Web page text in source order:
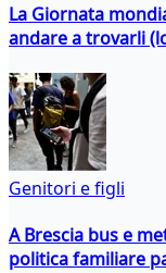
La Giornata
andare a trovarli
Genitori e figli
A Brescia bus e
politica familiare